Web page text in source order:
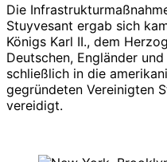
Die
Stuyvesant ergab sich
Königs Karl II., dem
Deutschen, Engländer
schließlich in die
gegründeten Vereinigten
vereidigt.